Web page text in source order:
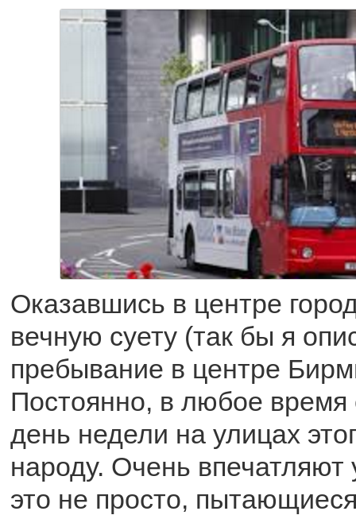
Оказавшись в центре
вечную суету (так бы я
пребывание в центре
Постоянно, в любое время
день недели на улицах
народу. Очень
это не просто,